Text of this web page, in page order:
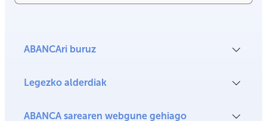
ABANCAri buruz
Legezko alderdiak
ABANCA sarearen webgune gehiago